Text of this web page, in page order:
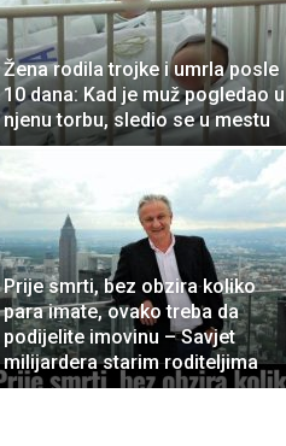
Žena rodila trojke i umrla posle
10 dana: Kad je muž pogledao u
njenu torbu, sledio se u mestu
Prije smrti, bez obzira koliko
para imate, ovako treba da
podijelite imovinu – Savjet
milijardera starim roditeljima